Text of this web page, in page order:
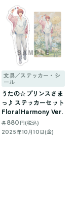
文具／ステッカー・シ
ール
うたの☆プリンスさま
っ♪ ステッカーセット
Floral Harmony Ver.
各880 円(税込)
2025年10月10日(金)